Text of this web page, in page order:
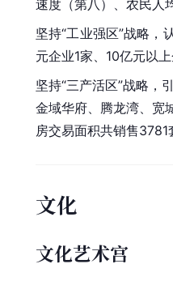
速度（第八）、农民人
坚持“工业强区”战略，
元企业1家、10亿元以
坚持“三产活区”战略，
金域华府、腾龙湾、宽
房交易面积共销售
文化
文化艺术宫